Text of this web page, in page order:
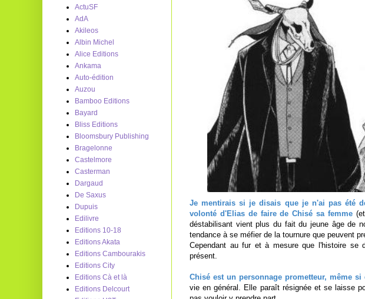
Je mentirais si je disais que je n'ai pas été
volonté d'Elias de faire de Chisé sa femme
déstabilisant vient plus du fait du jeune âge de
tendance à se méfier de la tournure que peuvent
Cependant au fur et à mesure que l'histoire se
présent.
Chisé est un personnage prometteur, même
vie en général. Elle paraît résignée et se laisse
ActuSF
AdA
Akileos
Albin Michel
Alice Editions
Ankama
Auto-édition
Auzou
Bamboo Editions
Bayard
Bliss Editions
Bloomsbury Publishing
Bragelonne
Castelmore
Casterman
Dargaud
De Saxus
Dupuis
Edilivre
Editions 10-18
Editions Akata
Editions Cambourakis
Editions City
Editions Cà et là
Editions Delcourt